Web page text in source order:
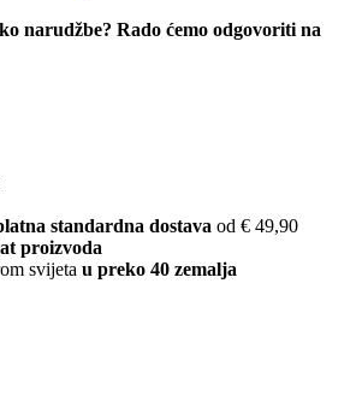
narudžbe? Rado ćemo odgovoriti na
standardna dostava od € 49,90
proizvoda
svijeta u preko 40 zemalja